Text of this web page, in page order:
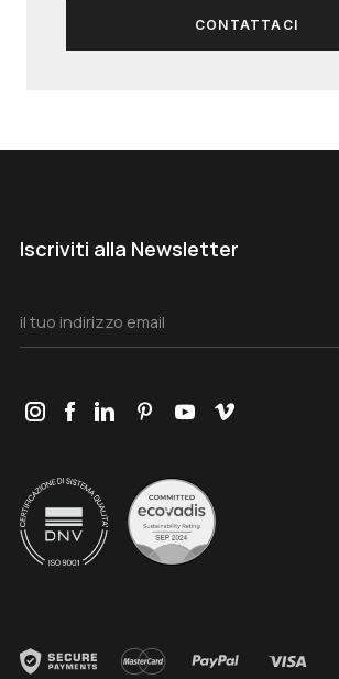
CONTATTACI
Iscriviti alla Newsletter